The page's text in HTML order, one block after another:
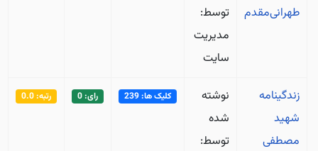
طهرانی‌مقدم
توسط:
مدیریت
سایت
زندگینامه
شهید
مصطفی
نوشته
شده
توسط:
کلیک ها: 239 رای: 0 رتبه: 0.0